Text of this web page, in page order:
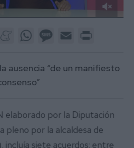
MeneameWhatsAppMessage
Email
ausencia “de un manifiesto
elaborado por la Diputación
pleno por la alcaldesa de
incluía siete acuerdos: entre